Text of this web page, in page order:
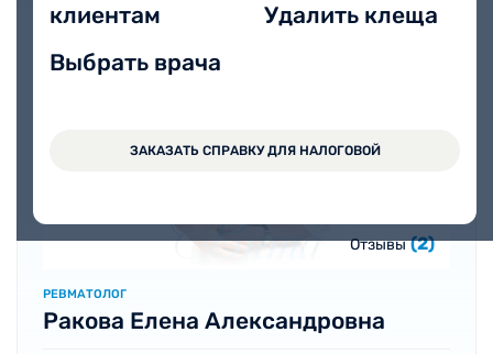
клиентам
Выбрать врача
Удалить клеща
ЗАКАЗАТЬ СПРАВКУ ДЛЯ НАЛОГОВОЙ
Отзывы (2)
РЕВМАТОЛОГ
Ракова Елена Александровна